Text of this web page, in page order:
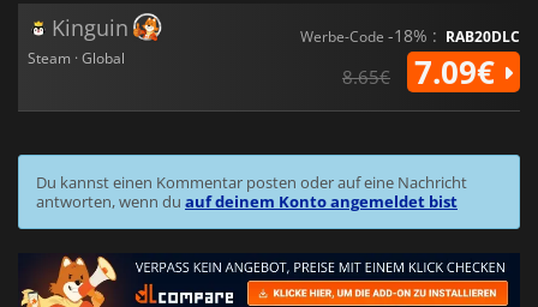
Kinguin
Steam · Global
Werbe-Code -18% : RAB20DLC
8.65€ 7.09€
Du kannst einen Kommentar posten oder auf eine Nachricht
antworten, wenn du auf deinem Konto angemeldet bist